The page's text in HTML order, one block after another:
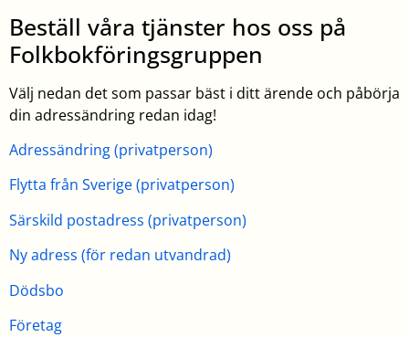
Beställ våra tjänster hos oss på
Folkbokföringsgruppen
Välj nedan det som passar bäst i ditt ärende och påbörja
din adressändring redan idag!
Adressändring (privatperson)
Flytta från Sverige (privatperson)
Särskild postadress (privatperson)
Ny adress (för redan utvandrad)
Dödsbo
Företag